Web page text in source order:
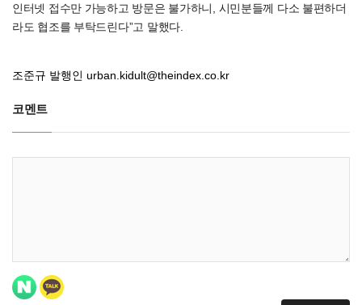
인터넷 접수만 가능하고 방문은 불가하니, 시민분들께 다소 불편하더
라도 협조를 부탁드린다”고 말했다.
조준규 발행인 urban.kidult@theindex.co.kr
코멘트